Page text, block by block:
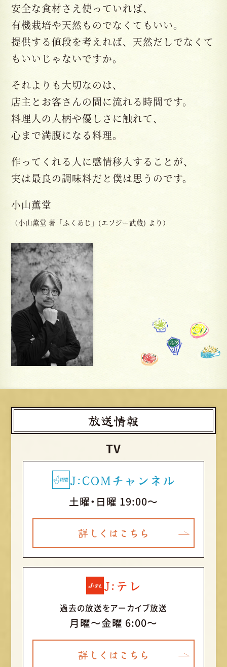
安全な食材さえ使っていれば、
有機栽培や天然ものでなくてもいい。
提供する値段を考えれば、天然だしでなくて
もいいじゃないですか。
それよりも大切なのは、
店主とお客さんの間に流れる時間です。
料理人の人柄や優しさに触れて、
心まで満腹になる料理。
作ってくれる人に感情移入することが、
実は最良の調味料だと僕は思うのです。
小山薫堂
（小山薫堂 著「ふくあじ」(エフジー武蔵) より）
放送情報
TV
J:COMチャンネル
土曜・日曜 19:00～
詳しくはこちら
J:テレ
過去の放送をアーカイブ放送
月曜〜金曜 6:00～
詳しくはこちら